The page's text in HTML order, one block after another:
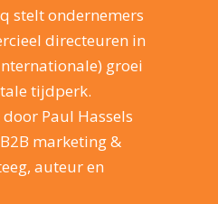
stelt ondernemers
directeuren in
groei
tijdperk.
Paul Hassels
marketing &
auteur en